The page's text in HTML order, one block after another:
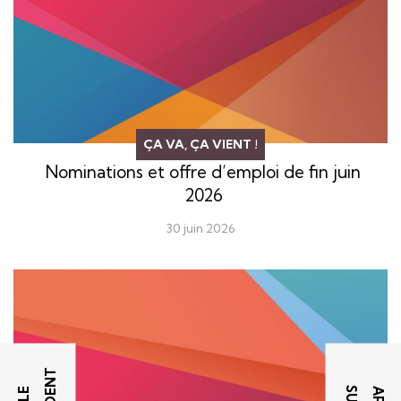
ÇA VA, ÇA VIENT !
Nominations et offre d’emploi de fin juin
2026
30 juin 2026